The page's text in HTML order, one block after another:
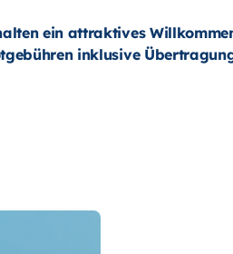
ein attraktives
inklusive